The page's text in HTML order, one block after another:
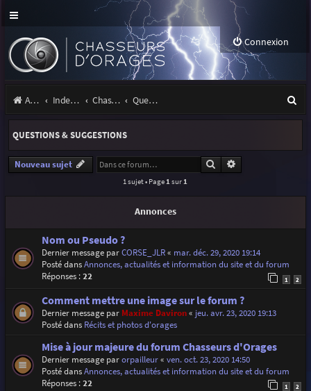
Connexion
Accueil Index du forum Chasseurs d'Orages Questions & suggestions
e
r
QUESTIONS & SUGGESTIONS
Nouveau sujet Rechercher
1 sujet • Page 1 sur 1
Annonces
Nom ou Pseudo ?
Dernier message parCORSE_JLR« mar. déc. 29, 2020 19:14
Posté dansAnnonces, actualités et information du site et du forum
Réponses :22 1 2
Comment mettre une image sur le forum ?
Dernier message par Maxime Daviron« jeu. avr. 23, 2020 19:13
Posté dans Récits et photos d'orages
Mise à jour majeure du forum Chasseurs d'Orages
Dernier message parorpailleur« ven. oct. 23, 2020 14:50
Posté dansAnnonces, actualités et information du site et du forum
Réponses :22 1 2